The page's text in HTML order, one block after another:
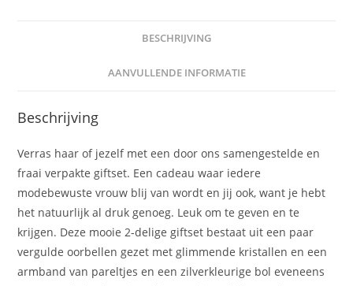
BESCHRIJVING
AANVULLENDE INFORMATIE
Beschrijving
Verras haar of jezelf met een door ons samengestelde en
fraai verpakte giftset. Een cadeau waar iedere
modebewuste vrouw blij van wordt en jij ook, want je hebt
het natuurlijk al druk genoeg. Leuk om te geven en te
krijgen. Deze mooie 2-delige giftset bestaat uit een paar
vergulde oorbellen gezet met glimmende kristallen en een
armband van pareltjes en een zilverkleurige bol eveneens